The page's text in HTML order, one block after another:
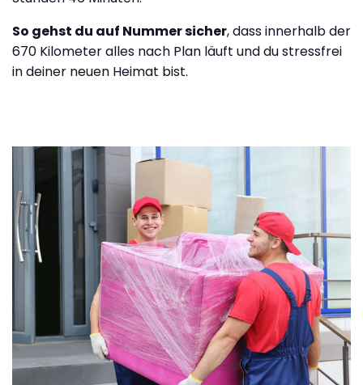
So gehst du auf Nummer sicher, dass innerhalb der
670 Kilometer alles nach Plan läuft und du stressfrei
in deiner neuen Heimat bist.